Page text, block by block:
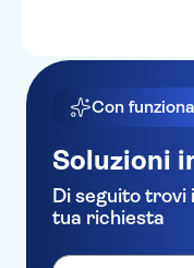
Con
Soluzioni
Di seguito trovi
tua richiesta